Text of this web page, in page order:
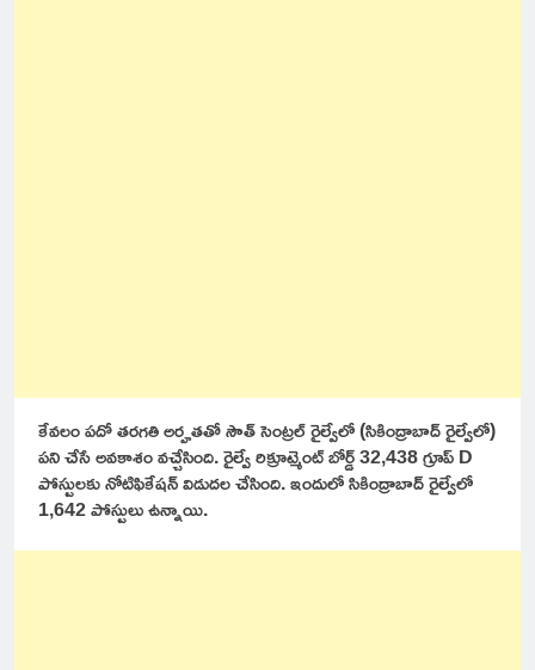
కేవలం పదో తరగతి అర్హతతో సౌత్ సెంట్రల్ రైల్వేలో (సికింద్రాబాద్ రైల్వేలో)
పని చేసే అవకాశం వచ్చేసింది. రైల్వే రిక్రూట్మెంట్ బోర్డ్ 32,438 గ్రూప్ D
పోస్టులకు నోటిఫికేషన్ విడుదల చేసింది. ఇందులో సికింద్రాబాద్ రైల్వేలో
1,642 పోస్టులు ఉన్నాయి.